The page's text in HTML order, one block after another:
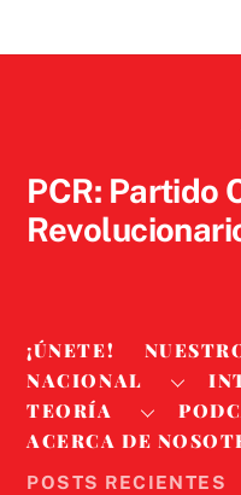
PCR: Partido
¡ÚNETE!
NACIONAL
TEORÍA
ACERCA DE
POSTS RECIENTES